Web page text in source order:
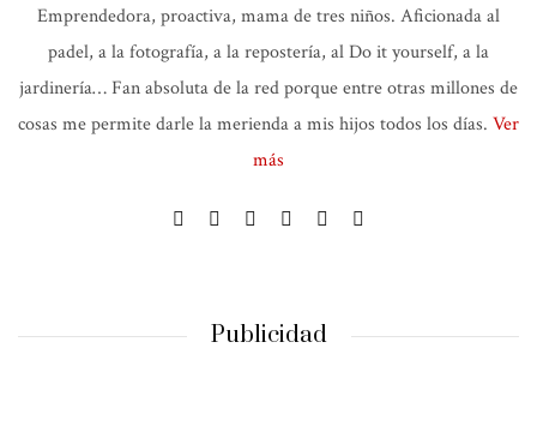
Emprendedora, proactiva, mama de tres niños. Aficionada al
padel, a la fotografía, a la repostería, al Do it yourself, a la
jardinería… Fan absoluta de la red porque entre otras millones de
cosas me permite darle la merienda a mis hijos todos los días. Ver
más
Publicidad